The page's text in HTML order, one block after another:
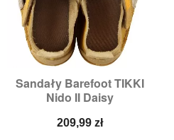
Sandały Barefoot TIKKI
Nido II Daisy
Cena
209,99 zł